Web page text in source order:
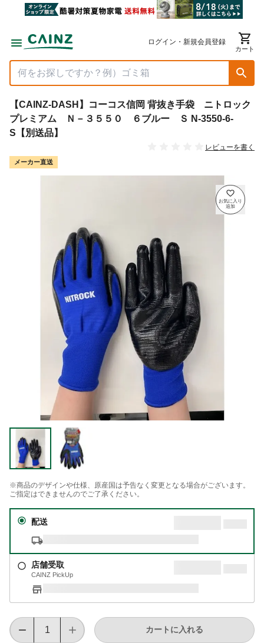
ログイン・新規会員登録
カート
【CAINZ-DASH】コーコス信岡 背抜き手袋 ニトロック
プレミアム Ｎ－３５５０ ６ブルー Ｓ N-3550-6-
S【別送品】
レビューを書く
メーカー直送
※商品のデザインや仕様、原産国は予告なく変更となる場合がございます。
ご指定はできませんのでご了承ください。
配送
店舗受取
CAINZ PickUp
カートに入れる